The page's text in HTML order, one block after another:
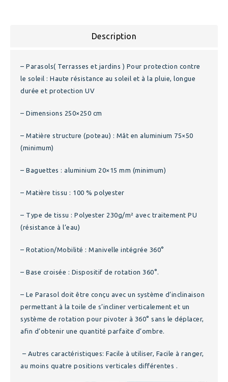
Description
– Parasols( Terrasses et jardins ) Pour protection contre
le soleil : Haute résistance au soleil et à la pluie, longue
durée et protection UV
– Dimensions 250×250 cm
– Matière structure (poteau) : Mât en aluminium 75×50
(minimum)
– Baguettes : aluminium 20×15 mm (minimum)
– Matière tissu : 100 % polyester
– Type de tissu : Polyester 230g/m² avec traitement PU
(résistance à l’eau)
– Rotation/Mobilité : Manivelle intégrée 360°
– Base croisée : Dispositif de rotation 360°.
– Le Parasol doit être conçu avec un système d’inclinaison
permettant à la toile de s’incliner verticalement et un
système de rotation pour pivoter à 360° sans le déplacer,
afin d’obtenir une quantité parfaite d’ombre.
– Autres caractéristiques: Facile à utiliser, Facile à ranger,
au moins quatre positions verticales différentes .